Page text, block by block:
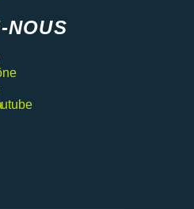
NOUS